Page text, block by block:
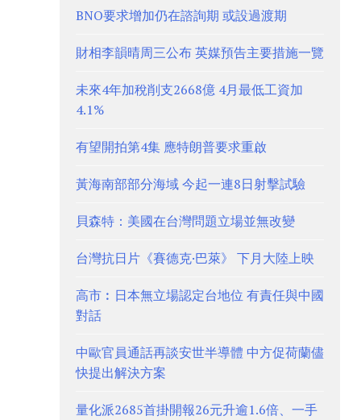
BNO要求增加仍在諮詢期 或設過渡期
財相李韻晴周三公布 英媒預告主要措施一覽
未來4年加稅削支2668億 4月最低工資加
4.1%
有望開拍第4集 應特朗普要求重啟
黃海南部部分海域 今起一連8日射擊試驗
貝森特：美國在台灣問題立場並無改變
台灣抗日片《賽德克·巴萊》 下月大陸上映
高市︰日本無立場認定台地位 有責任與中國
對話
中歐官員通話再談安世半導體 中方促荷蘭儘
快提出解決方案
量化派2685首掛開報26元升逾1.6倍、一手